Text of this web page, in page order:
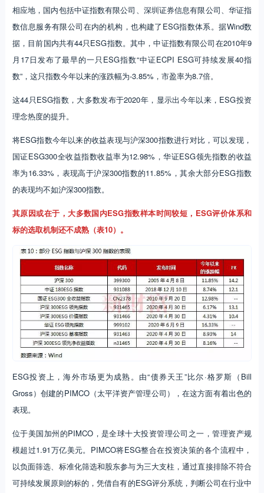
相应地，国内包括中证指数有限公司、深圳证券信息有限公司、华证指
数信息服务有限公司在内的机构，也构建了ESG指数体系。据Wind数
据，目前国内共有44只ESG指数。其中，中证指数有限公司在2010年9
月17日发布了最早的一只ESG指数“中证ECPI ESG可持续发展40指
数”，这只指数今年以来的涨跌幅为-3.85%，市盈率为8.7倍。
这44只ESG指数，大多数发布于2020年，显示出今年以来，ESG投资
理念热度的提升。
将ESG指数今年以来的收益表现与沪深300指数进行对比，可以发现，
国证ESG300全收益指数收益率为12.98%，华证ESG领先指数的收益
率为16.33%，表现高于沪深300指数的11.85%，其余大部分ESG指数
的表现均不如沪深300指数。
其原因或在于，大多数国内ESG指数样本时间较短，ESG评价体系和
标的选取机制还不成熟（表10）。
ESG投资上，海外市场更为成熟。由“债券天王”比尔·格罗斯（Bill
Gross）创建的PIMCO（太平洋资产管理公司），在这方面有着出色的
表现。
位于美国加州的PIMCO，是全球十大投资管理公司之一，管理资产规
模超过1.91万亿美元。PIMCO将ESG整合在投资决策的各个流程中，
以负面筛选、标准化筛选和股东参与为三大支柱，通过直接排除不符合
可持续发展原则的标的，凭借自有的ESG评分系统，判断公司在行业中